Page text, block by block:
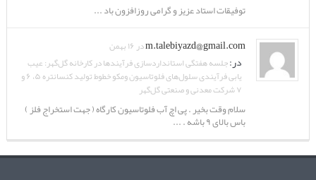
توفیقات استاد عزیز و گرامی روزافزون باد ...
m.talebiyazd@gmail.comدر ۱۶ بهمن
در:جلسه هفتگی استانداردسازی فرآیندها در کارخانه گل‌گهر: عیب
یابی فرآیندی سلول‌های فلوتاسیون ومکو خطوط تولید کنسانتره ۵، ۶ و
۷ شرکت معدنی و صنعتی گل‌گهر
سلام وقت بخیر . پی اچ آب فلوتاسیون کارگاه ( جهت استخراج فلز )
باس بالای ۹ باشه . ...